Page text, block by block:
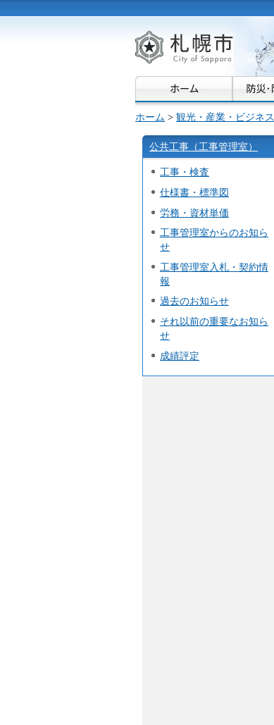
札幌市
ホーム > 観光・産業・ビジネス
公共工事（工事管理室）
工事・検査
仕様書・標準図
労務・資材単価
工事管理室からのお知ら
せ
工事管理室入札・契約情
報
過去のお知らせ
それ以前の重要なお知ら
せ
成績評定